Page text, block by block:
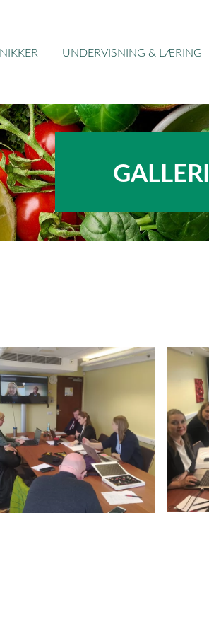
UNDERVISNING & LÆRING
GALLERI